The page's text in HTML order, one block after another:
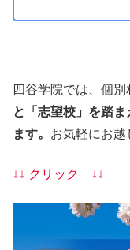
四谷学院では、個別
と「志望校」を踏
ます。 お気軽にお越
↓↓ クリック ↓↓